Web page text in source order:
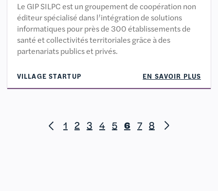
Le GIP SILPC est un groupement de coopération non
éditeur spécialisé dans l’intégration de solutions
informatiques pour près de 300 établissements de
santé et collectivités territoriales grâce à des
partenariats publics et privés.
VILLAGE STARTUP EN SAVOIR PLUS
1 2 3 4 5 6 7 8